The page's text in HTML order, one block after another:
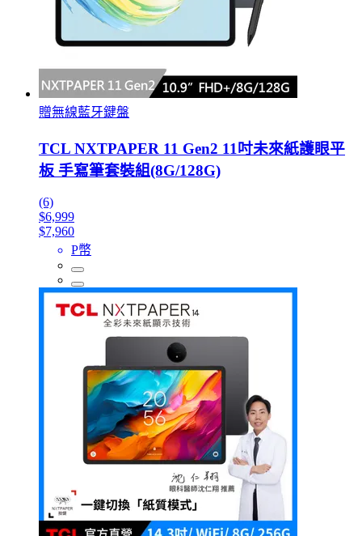
贈無線藍牙鍵盤
TCL NXTPAPER 11 Gen2 11吋未來紙護眼平
板 手寫筆套裝組(8G/128G)
(6)
$6,999
$7,960
P幣